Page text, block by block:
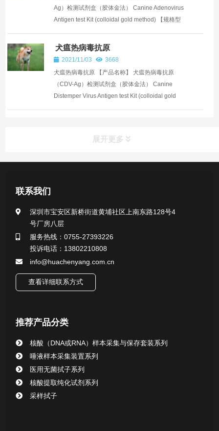
Ag）检测试剂盒（胶体金法） Canine Adenovirus
Antigen test Kit (colloidal gold method) 【规格型
犬瘟热病毒抗原
2021/11/03
3668
犬瘟热病毒抗原 【产品名称】 犬瘟热病毒抗原
（CDV-Ag）检测试剂盒（胶体金法） Canine
Distemper Virus Antigen test Kit (colloidal gold
展开更多
一次性使用采样器系列
微生物样本保存液（通用运输传媒介质）系列
核酸（DNA&RNA）样本采集与保存套装系列
核酸提取或纯化试剂
清洁验证棉签系列
动物检测试剂
联系我们
深圳市宝安区新桥街道黄埔社区上南东路128号4
号厂房八层
服务热线：0755-27393226
投诉电话：13802210808
info@huachenyang.com.cn
查看详细联系方式
推荐产品分类
核酸（DNA或RNA）样本采集与保存套装系列
唾液样本采集装置系列
医用无菌拭子系列
核酸提取纯化试剂系列
采样拭子